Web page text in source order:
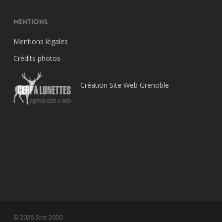
Mentions
Mentions légales
Crédits photos
Création Site Web Grenoble
© 2026 Scot 2030.